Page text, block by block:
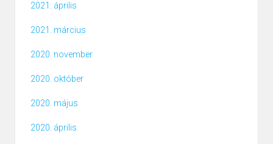
2021. április
2021. március
2020. november
2020. október
2020. május
2020. április